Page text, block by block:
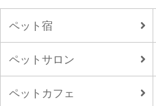
ペット宿
ペットサロン
ペットカフェ